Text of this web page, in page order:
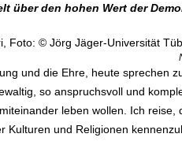
über den hohen Wert der
und die Ehre, heute sprechen
so anspruchsvoll und
leben wollen. Ich
Kulturen und Religionen